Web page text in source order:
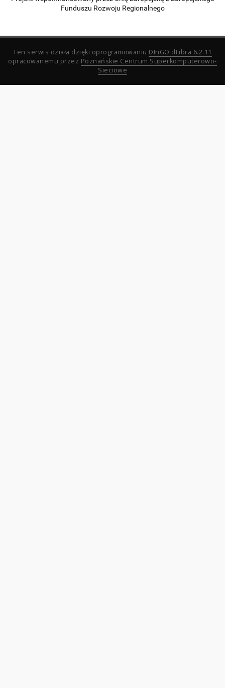
Funduszu Rozwoju Regionalnego
Ten serwis działa dzięki oprogramowaniu DInGO dLibra 6.2.11
opracowanemu przez Poznańskie Centrum Superkomputerowo-
Sieciowe